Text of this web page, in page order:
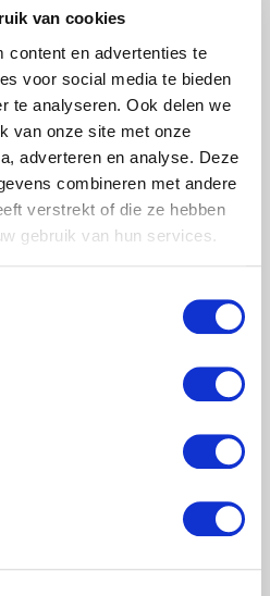
van cookies
content en advertenties te
voor social media te bieden
te analyseren. Ook delen we
van onze site met onze
adverteren en analyse. Deze
combineren met andere
verstrekt of die ze hebben
gebruik van hun services.